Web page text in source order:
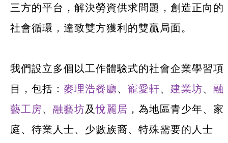
融藝工房
建業坊
悅麗居
三方的平台，解決勞資供求問題，創造正向的
社會循環，達致雙方獲利的雙贏局面。
我們設立多個以工作體驗式的社會企業學習項
目，包括： 麥理浩餐廳、 寵愛軒、 建業坊、 融
藝工房、 融藝坊及悅麗居 ，為地區青少年、家
庭、待業人士、少數族裔、特殊需要的人士